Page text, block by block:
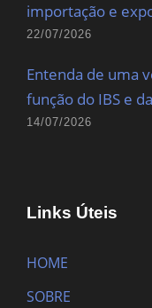
importação e
22/07/2026
Entenda de uma
função do IBS e
14/07/2026
Links Úteis
HOME
SOBRE